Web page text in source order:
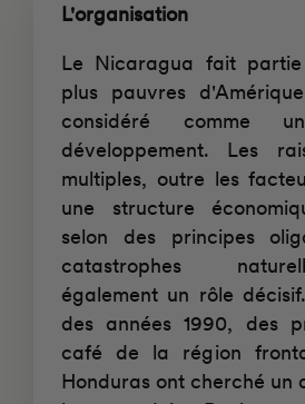
L'organisation
Le Nicaragua fait
plus pauvres
considéré comme
développement. Les
multiples, outre les
une structure
selon des principes
catastrophes
également un rôle
des années 1990, des
café de la région
Honduras ont cherché un